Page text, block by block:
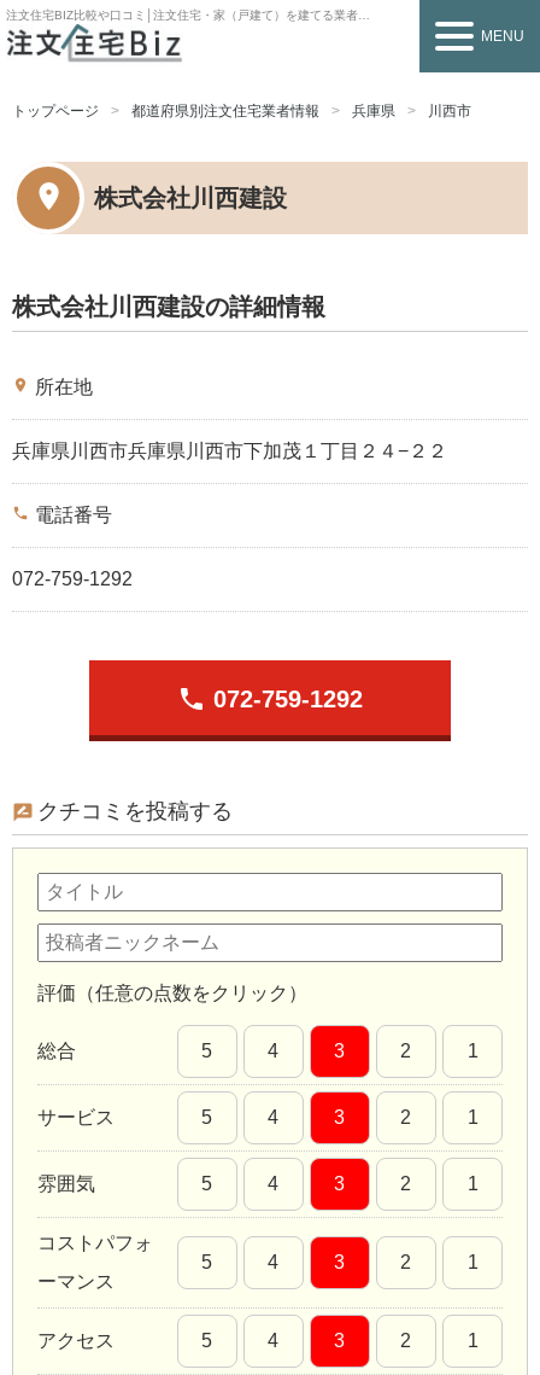
注文住宅BIZ比較や口コミ│注文住宅・家（戸建て）を建てる業者を探すなら
MENU
トップページ 都道府県別注文住宅業者情報 兵庫県 川西市
株式会社川西建設
株式会社川西建設の詳細情報
place 所在地
兵庫県川西市兵庫県川西市下加茂１丁目２４−２２
phone 電話番号
072-759-1292
phone 072-759-1292
クチコミを投稿する
評価（任意の点数をクリック）
総合 5 4 3 2 1
サービス 5 4 3 2 1
雰囲気 5 4 3 2 1
コストパフォ
ーマンス
5 4 3 2 1
アクセス 5 4 3 2 1